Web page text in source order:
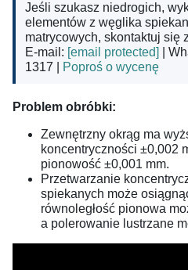
Jeśli szukasz niedrogich,
elementów z węglika
matrycowych, skontaktuj się
E-mail: [email protected]
|
1317 |
Poproś o wycenę
Problem obróbki:
Zewnętrzny okrąg ma
koncentryczności ±0,002
pionowość ±0,001 mm.
Przetwarzanie
spiekanych może
równoległość pionowa
a polerowanie lustrzane